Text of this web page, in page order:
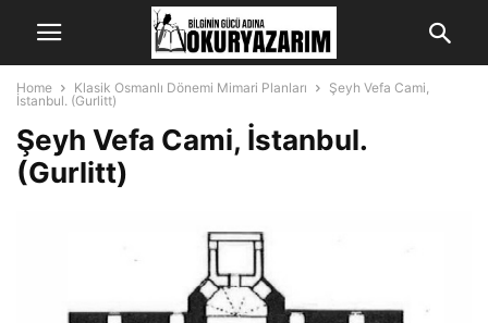
Home Klasik Osmanlı Dönemi Mimari Planları
Şeyh Vefa Cami,
İstanbul. (Gurlitt)
Şeyh Vefa Cami, İstanbul.
(Gurlitt)